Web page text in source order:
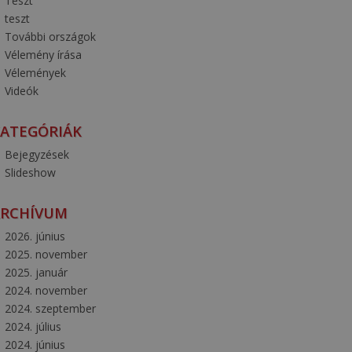
teszt
További országok
Vélemény írása
Vélemények
Videók
Bejegyzések
Slideshow
2026. június
2025. november
2025. január
2024. november
2024. szeptember
2024. július
2024. június